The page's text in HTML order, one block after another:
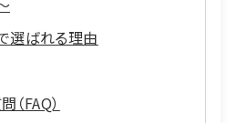
選ばれる理由
（FAQ）